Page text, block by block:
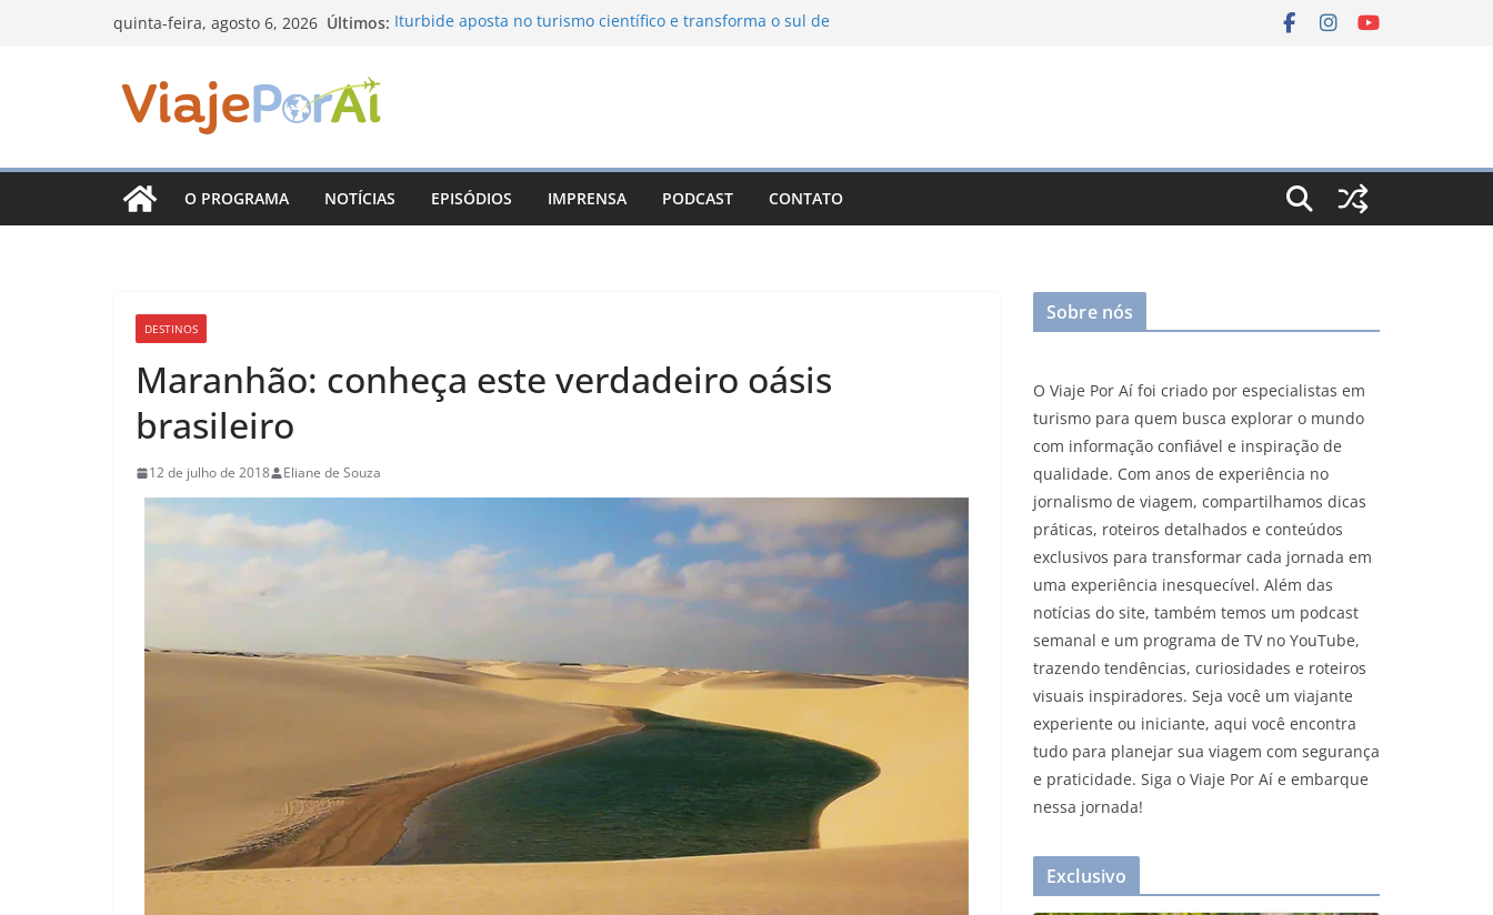
quinta-feira, agosto 6, 2026 Últimos: Iturbide aposta no turismo científico e transforma o sul de
tradição junina em Campos do Jordão
Santiago, em Nuevo León: o Pueblo Mágico com ruas
coloniais, mirantes e turismo à beira da represa
O PROGRAMA NOTÍCIAS EPISÓDIOS IMPRENSA PODCAST CONTATO
DESTINOS
Maranhão: conheça este verdadeiro oásis
brasileiro
12 de julho de 2018 Eliane de Souza
Sobre nós
O Viaje Por Aí foi criado por especialistas em
turismo para quem busca explorar o mundo
com informação confiável e inspiração de
qualidade. Com anos de experiência no
jornalismo de viagem, compartilhamos dicas
práticas, roteiros detalhados e conteúdos
exclusivos para transformar cada jornada em
uma experiência inesquecível. Além das
notícias do site, também temos um podcast
semanal e um programa de TV no YouTube,
trazendo tendências, curiosidades e roteiros
visuais inspiradores. Seja você um viajante
experiente ou iniciante, aqui você encontra
tudo para planejar sua viagem com segurança
e praticidade. Siga o Viaje Por Aí e embarque
nessa jornada!
Exclusivo